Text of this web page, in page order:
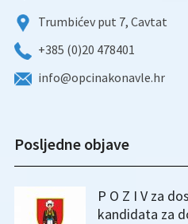
Trumbićev put 7, Cavtat
+385 (0)20 478401
info@opcinakonavle.hr
Posljedne objave
P O Z I V za
kandidata za